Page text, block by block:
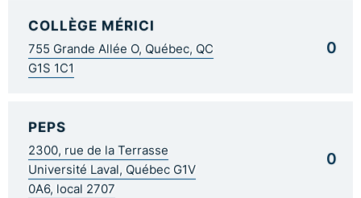
COLLÈGE MÉRICI
755 Grande Allée O, Québec, QC
G1S 1C1
0
PEPS
2300, rue de la Terrasse
Université Laval, Québec G1V
0A6, local 2707
0